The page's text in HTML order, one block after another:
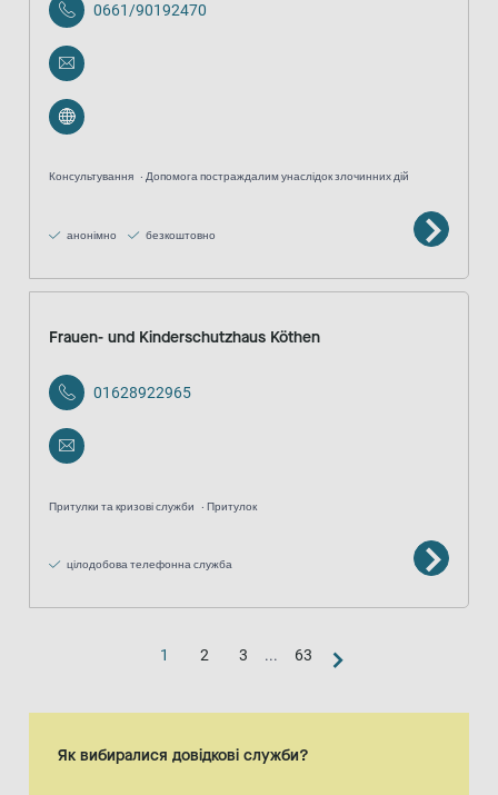
0661/90192470
Консультування Допомога постраждалим унаслідок злочинних дій
анонімно безкоштовно
Frauen- und Kinderschutzhaus Köthen
01628922965
Притулки та кризові служби Притулок
цілодобова телефонна служба
1 2 3 ... 63
Як вибиралися довідкові служби?